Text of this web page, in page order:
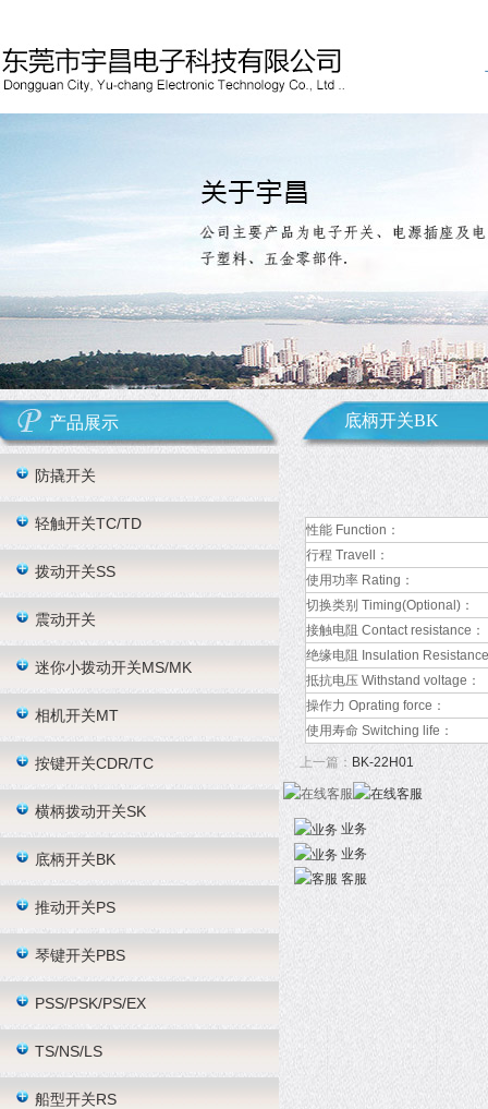
产品展示
防撬开关
轻触开关TC/TD
拨动开关SS
震动开关
迷你小拨动开关MS/MK
相机开关MT
按键开关CDR/TC
横柄拨动开关SK
底柄开关BK
推动开关PS
琴键开关PBS
PSS/PSK/PS/EX
TS/NS/LS
船型开关RS
底柄开关BK
性能 Function：
行程 Travell：
使用功率 Rating：
切换类别 Timing(Optional)：
接触电阻 Contact resistance：
绝缘电阻 Insulation
抵抗电压 Withstand voltage：
操作力 Oprating force：
使用寿命 Switching life：
上一篇： BK-22H01
业务
业务
客服